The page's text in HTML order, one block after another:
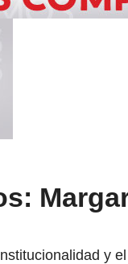
y